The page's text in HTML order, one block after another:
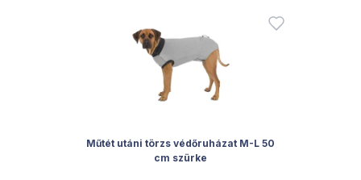
Műtét utáni törzs védőruházat M-L 50
cm szürke